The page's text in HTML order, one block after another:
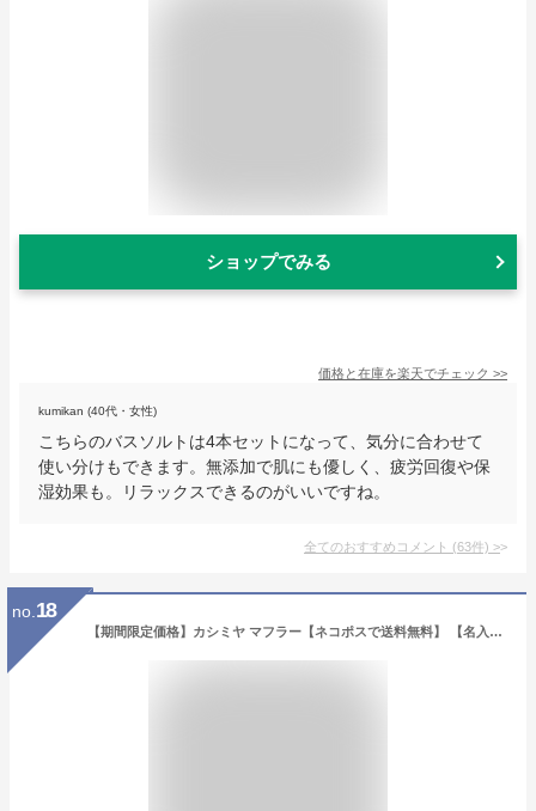
ショップでみる
価格と在庫を楽天でチェック >>
kumikan (40代・女性)
こちらのバスソルトは4本セットになって、気分に合わせて
使い分けもできます。無添加で肌にも優しく、疲労回復や保
湿効果も。リラックスできるのがいいですね。
全てのおすすめコメント (63件) >
no. 18
【期間限定価格】カシミヤ マフラー【ネコポスで送料無料】 【名入れ刺繍可能】 レディース カシミヤ100％ カシミヤマフラー カシミア カシミアマフラー レディースマフラー メンズマフラー ドット フリンジ 無地 全3色 ギフト プレゼント 7F (02000258r)